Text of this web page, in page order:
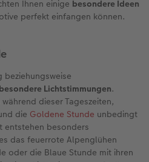
Ihnen einige besondere Ideen
perfekt einfangen können.
beziehungsweise
besondere Lichtstimmungen.
dieser Tageszeiten,
die Goldene Stunde unbedingt
entstehen besonders
das feuerrote Alpenglühen
oder die Blaue Stunde mit ihren